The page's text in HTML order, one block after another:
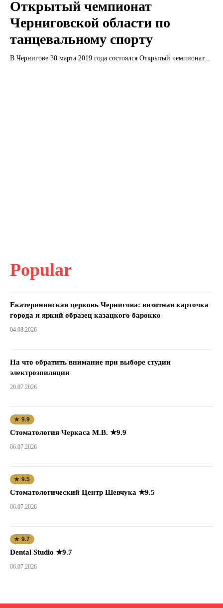
Открытый чемпионат
Черниговской области по
танцевальному спорту
В Чернигове 30 марта 2019 года состоялся Открытый чемпионат...
Popular
Екатерининская церковь Чернигова: визитная карточка
города и яркий образец казацкого барокко
04.08.2026
На что обратить внимание при выборе студии
электроэпиляции
20.07.2026
★ 9.9
Стоматология Черкаса М.В. ★9.9
06.07.2026
★ 9.5
Стоматологический Центр Шевчука ★9.5
06.07.2026
★ 9.7
Dental Studio ★9.7
06.07.2026